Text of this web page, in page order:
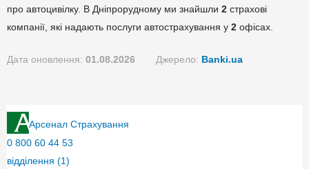
про автоцивілку. В Дніпрорудному ми знайшли 2 страхові
компанії, які надають послуги автострахування у 2 офісах.
Дата оновлення: 01.08.2026 Джерело: Banki.ua
Арсенал Страхування
0 800 60 44 53
відділення (1)